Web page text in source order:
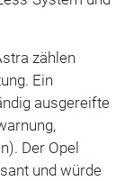
zählen
Ein
ausgereifte
Der Opel
und würde